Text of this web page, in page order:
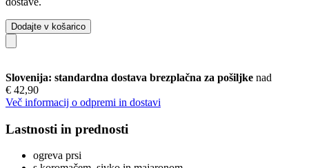
Dodajte v košarico
Slovenija: standardna dostava brezplačna za pošiljke nad
€ 42,90
Več informacij o odpremi in dostavi
Lastnosti in prednosti
ogreva prsi